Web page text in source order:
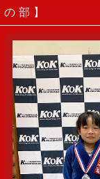
の部】